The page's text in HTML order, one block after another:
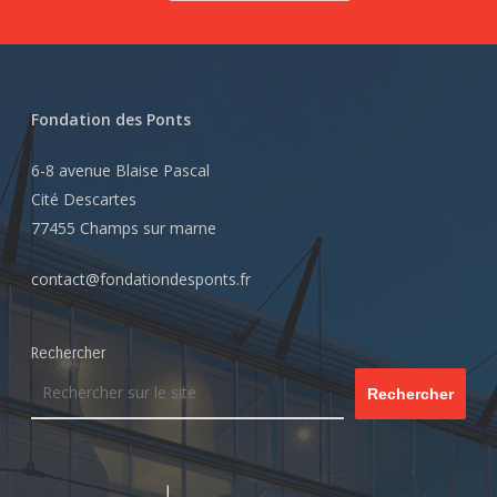
Fondation des Ponts
6-8 avenue Blaise Pascal
Cité Descartes
77455 Champs sur marne
contact@fondationdesponts.fr
Rechercher
Rechercher